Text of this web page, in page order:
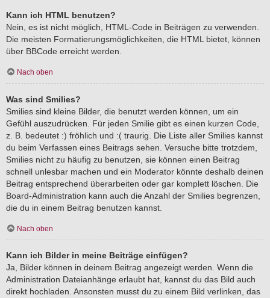
Kann ich HTML benutzen?
Nein, es ist nicht möglich, HTML-Code in Beiträgen zu verwenden.
Die meisten Formatierungsmöglichkeiten, die HTML bietet, können
über BBCode erreicht werden.
Nach oben
Was sind Smilies?
Smilies sind kleine Bilder, die benutzt werden können, um ein
Gefühl auszudrücken. Für jeden Smilie gibt es einen kurzen Code,
z. B. bedeutet :) fröhlich und :( traurig. Die Liste aller Smilies kannst
du beim Verfassen eines Beitrags sehen. Versuche bitte trotzdem,
Smilies nicht zu häufig zu benutzen, sie können einen Beitrag
schnell unlesbar machen und ein Moderator könnte deshalb deinen
Beitrag entsprechend überarbeiten oder gar komplett löschen. Die
Board-Administration kann auch die Anzahl der Smilies begrenzen,
die du in einem Beitrag benutzen kannst.
Nach oben
Kann ich Bilder in meine Beiträge einfügen?
Ja, Bilder können in deinem Beitrag angezeigt werden. Wenn die
Administration Dateianhänge erlaubt hat, kannst du das Bild auch
direkt hochladen. Ansonsten musst du zu einem Bild verlinken, das